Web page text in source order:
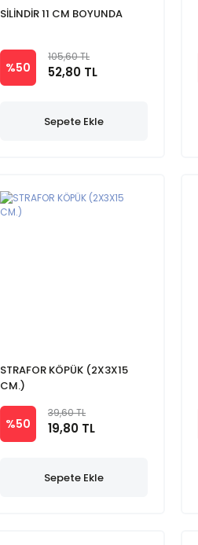
SİLİNDİR 11 CM BOYUNDA
%50
105,60 TL
52,80 TL
Sepete Ekle
STRAFOR KÖPÜK (2X3X15
CM.)
%50
39,60 TL
19,80 TL
Sepete Ekle